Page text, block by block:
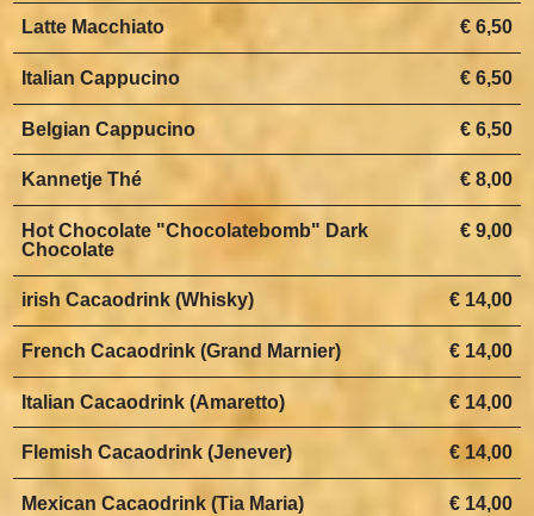
€ 6,50
Latte Macchiato
€ 6,50
Italian Cappucino
€ 6,50
Belgian Cappucino
€ 8,00
Kannetje Thé
€ 9,00
Hot Chocolate "Chocolatebomb" Dark
Chocolate
€ 14,00
irish Cacaodrink (Whisky)
€ 14,00
French Cacaodrink (Grand Marnier)
€ 14,00
Italian Cacaodrink (Amaretto)
€ 14,00
Flemish Cacaodrink (Jenever)
€ 14,00
Mexican Cacaodrink (Tia Maria)